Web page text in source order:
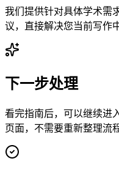
我们提供针对具体学术需
议，直接解决您当前写作
下一步处理
看完指南后，可以继续进
页面，不需要重新整理流